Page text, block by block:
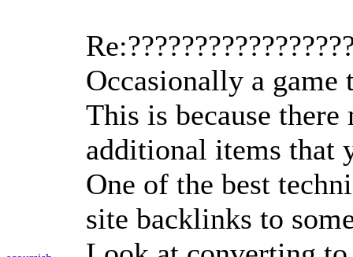
Occasionally a
This is because
additional items that
One of the best
site backlinks to